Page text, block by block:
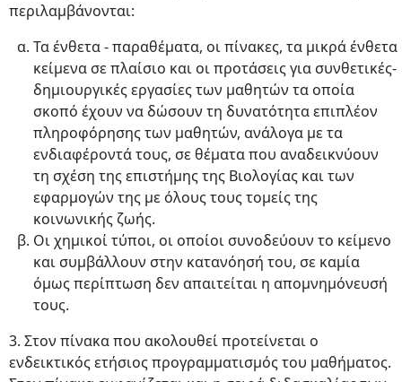
περιλαμβάνονται:
Τα ένθετα - παραθέματα, οι πίνακες, τα μικρά ένθετα
κείμενα σε πλαίσιο και οι προτάσεις για συνθετικές-
δημιουργικές εργασίες των μαθητών τα οποία
σκοπό έχουν να δώσουν τη δυνατότητα επιπλέον
πληροφόρησης των μαθητών, ανάλογα με τα
ενδιαφέροντά τους, σε θέματα που αναδεικνύουν
τη σχέση της επιστήμης της Βιολογίας και των
εφαρμογών της με όλους τους τομείς της
κοινωνικής ζωής.
Οι χημικοί τύποι, οι οποίοι συνοδεύουν το κείμενο
και συμβάλλουν στην κατανόησή του, σε καμία
όμως περίπτωση δεν απαιτείται η απομνημόνευσή
τους.
3. Στον πίνακα που ακολουθεί προτείνεται ο
ενδεικτικός ετήσιος προγραμματισμός του μαθήματος.